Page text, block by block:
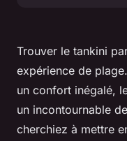
Trouver le tankini
expérience de
un confort inégalé,
un incontournable
cherchiez à mettre